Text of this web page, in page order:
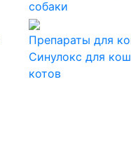
собаки
Препараты для
Синулокс для
котов